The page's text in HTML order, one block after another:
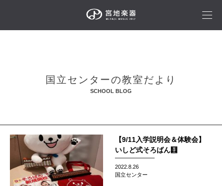
国立センターの教室だより
SCHOOL BLOG
【9/11入学説明会＆体験会】
いしど式そろばん🧮
2022.8.26
国立センター